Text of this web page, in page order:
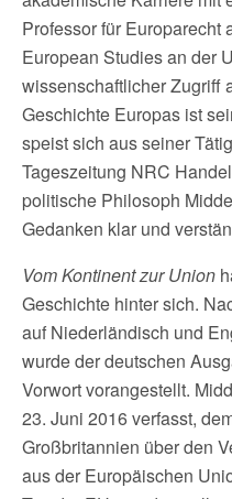
Professor für Europarecht
European Studies an der
wissenschaftlicher Zugriff
Geschichte Europas ist
speist sich aus seiner
Tageszeitung NRC
politische Philosoph
Gedanken klar und
Vom Kontinent zur Union
Geschichte hinter sich.
auf Niederländisch und
wurde der deutschen
Vorwort vorangestellt.
23. Juni 2016 verfasst,
Großbritannien über den
aus der Europäischen